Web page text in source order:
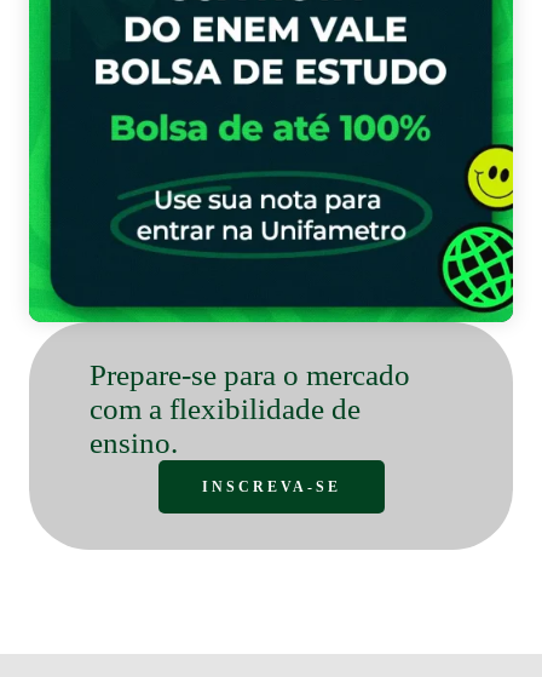
Prepare-se para o mercado
com a flexibilidade de
ensino.
INSCREVA-SE